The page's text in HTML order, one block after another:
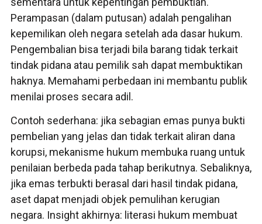
Perampasan (dalam putusan) adalah pengalihan
kepemilikan oleh negara setelah ada dasar hukum.
Pengembalian bisa terjadi bila barang tidak terkait
tindak pidana atau pemilik sah dapat membuktikan
haknya. Memahami perbedaan ini membantu publik
menilai proses secara adil.
Contoh sederhana: jika sebagian emas punya bukti
pembelian yang jelas dan tidak terkait aliran dana
korupsi, mekanisme hukum membuka ruang untuk
penilaian berbeda pada tahap berikutnya. Sebaliknya,
jika emas terbukti berasal dari hasil tindak pidana,
aset dapat menjadi objek pemulihan kerugian
negara. Insight akhirnya: literasi hukum membuat